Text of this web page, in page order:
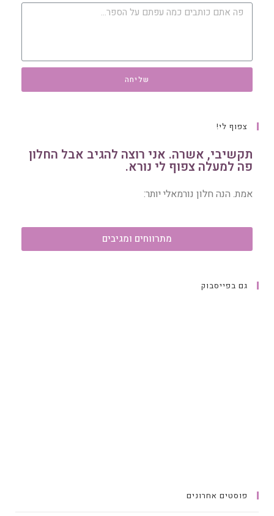
שליחה
צפוף לי!
תקשיבי, אשרה. אני רוצה להגיב אבל החלון
פה למעלה צפוף לי נורא.
אמת. הנה חלון נורמאלי יותר:
מתרווחים ומגיבים
גם בפייסבוק
פוסטים אחרונים